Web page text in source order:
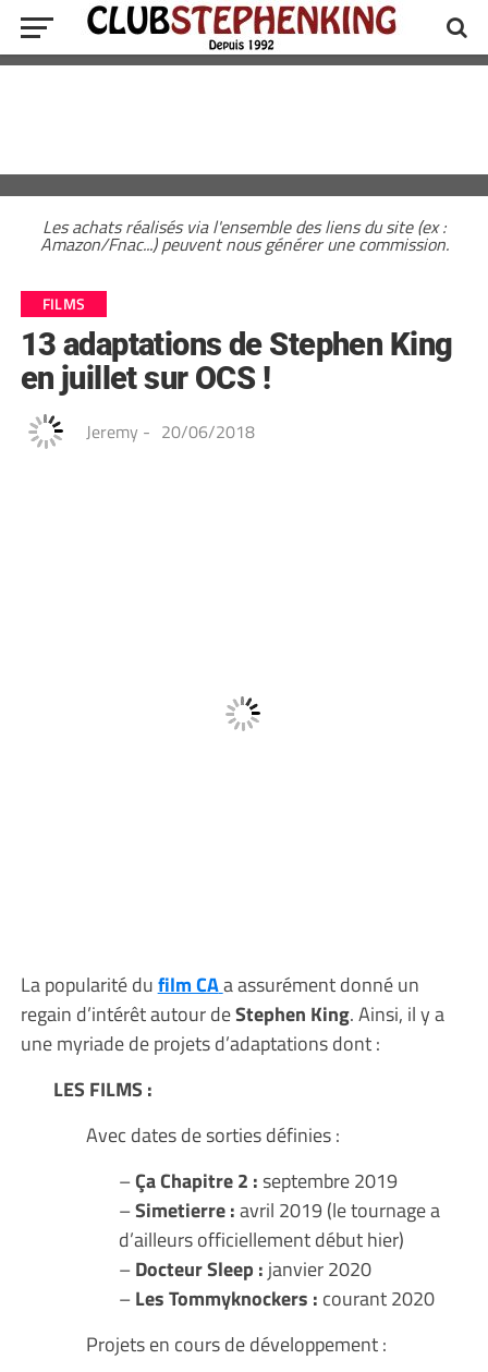
Les achats réalisés via l'ensemble des liens du site (ex :
Amazon/Fnac...) peuvent nous générer une commission.
FILMS
13 adaptations de Stephen King
en juillet sur OCS !
Jeremy - 20/06/2018
La popularité dufilm CAa assurément donné un
regain d’intérêt autour deStephen King. Ainsi, il y a
une myriade de projets d’adaptations dont :
LES FILMS :
Avec dates de sorties définies :
–Ça Chapitre 2 :septembre 2019
–Simetierre :avril 2019 (le tournage a
d’ailleurs officiellement début hier)
–Docteur Sleep : janvier 2020
–Les Tommyknockers : courant 2020
Projets en cours de développement :